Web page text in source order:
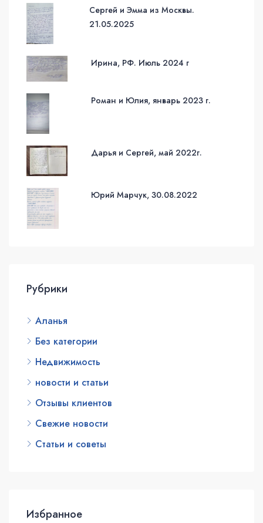
Сергей и Эмма из Москвы.
21.05.2025
Ирина, РФ. Июль 2024 г
Роман и Юлия, январь 2023 г.
Дарья и Сергей, май 2022г.
Юрий Марчук, 30.08.2022
Рубрики
Аланья
Без категории
Недвижимость
новости и статьи
Отзывы клиентов
Свежие новости
Статьи и советы
Избранное